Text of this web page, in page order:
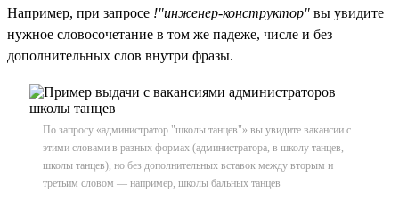
Например, при запросе !"инженер-конструктор" вы увидите
нужное словосочетание в том же падеже, числе и без
дополнительных слов внутри фразы.
По запросу «администратор "школы танцев"» вы увидите вакансии с
этими словами в разных формах (администратора, в школу танцев,
школы танцев), но без дополнительных вставок между вторым и
третьим словом — например, школы бальных танцев